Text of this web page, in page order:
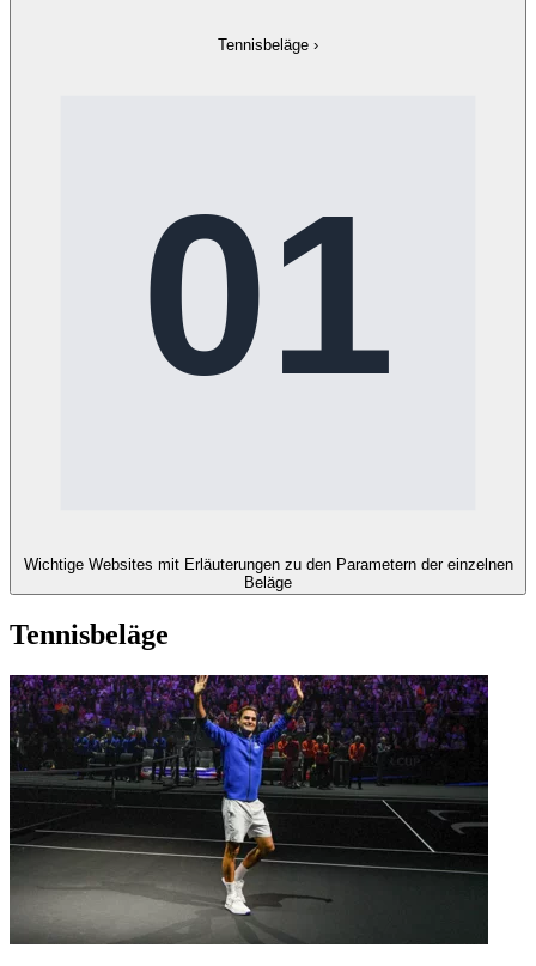
Tennisbeläge ›
Wichtige Websites mit Erläuterungen zu den Parametern der einzelnen
Beläge
Tennisbeläge